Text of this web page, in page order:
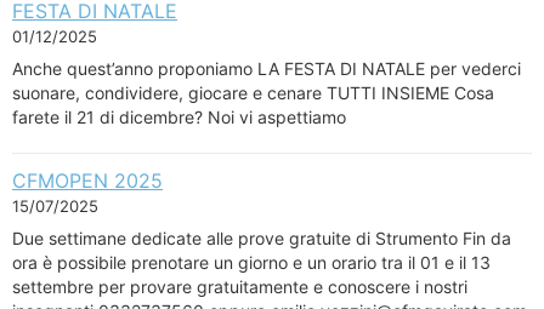
FESTA DI NATALE
01/12/2025
Anche quest’anno proponiamo LA FESTA DI NATALE per vederci
suonare, condividere, giocare e cenare TUTTI INSIEME Cosa
farete il 21 di dicembre? Noi vi aspettiamo
CFMOPEN 2025
15/07/2025
Due settimane dedicate alle prove gratuite di Strumento Fin da
ora è possibile prenotare un giorno e un orario tra il 01 e il 13
settembre per provare gratuitamente e conoscere i nostri